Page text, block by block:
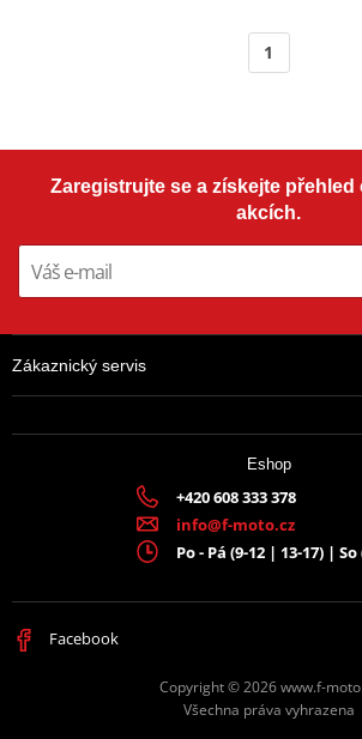
1
Zaregistrujte se a získejte přehled
akcích.
Zákaznický servis
Eshop
+420 608 333 378
info@f-moto.cz
Po - Pá (9-12 | 13-17) | So
Facebook
Copyright © 2026 www.f-
Všechna práva vyhrazena